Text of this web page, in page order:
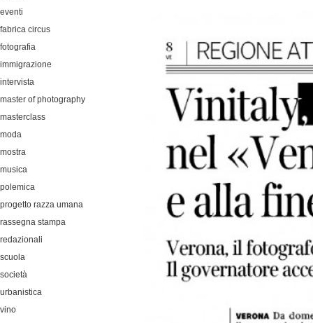
eventi
fabrica circus
fotografia
immigrazione
intervista
master of photography
masterclass
moda
mostra
musica
polemica
progetto razza umana
rassegna stampa
redazionali
scuola
società
urbanistica
vino